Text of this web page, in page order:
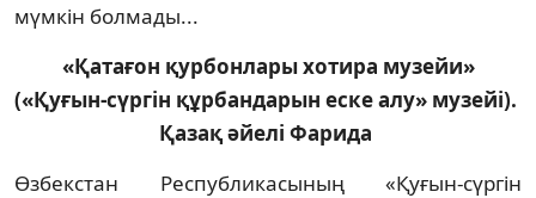
мүмкін болмады...
«Қатағон қурбонлары хотира музейи»
(«Қуғын-сүргін құрбандарын еске алу» музейі).
Қазақ әйелі Фарида
Өзбекстан Республикасының «Қуғын-сүргін